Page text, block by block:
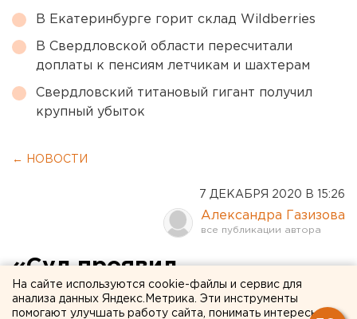
В Екатеринбурге горит склад Wildberries
В Свердловской области пересчитали
доплаты к пенсиям летчикам и шахтерам
Свердловский титановый гигант получил
крупный убыток
← НОВОСТИ
7 ДЕКАБРЯ 2020 В 15:26
Александра Газизова
«Суд проявил
независимость»: известный
На сайте используются cookie-файлы и сервис для
анализа данных Яндекс.Метрика. Эти инструменты
помогают улучшать работу сайта, понимать интересы